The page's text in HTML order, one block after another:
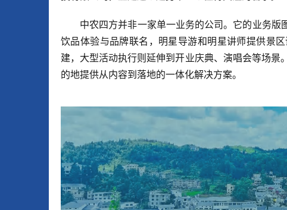
中农四方并非一家单一业务的公司。它的业务版
饮品体验与品牌联名，明星导游和明星讲师提供景区
建，大型活动执行则延伸到开业庆典、演唱会等场景
的地提供从内容到落地的一体化解决方案。